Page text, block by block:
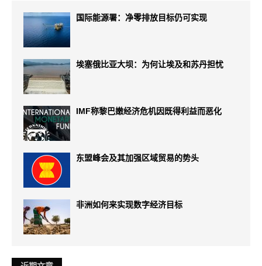
国际能源署：净零排放目标仍可实现
埃塞俄比亚大坝：为何让埃及和苏丹担忧
IMF称黎巴嫩经济危机因既得利益而恶化
东盟峰会及其加强区域贸易的势头
非洲如何来实现数字经济目标